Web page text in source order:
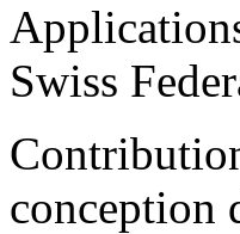
Swiss
conception